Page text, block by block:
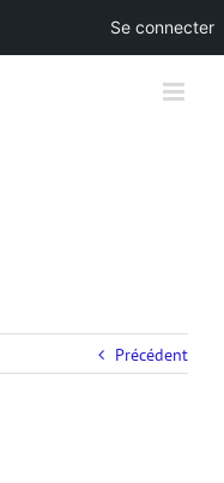
Précédent
Se connecter